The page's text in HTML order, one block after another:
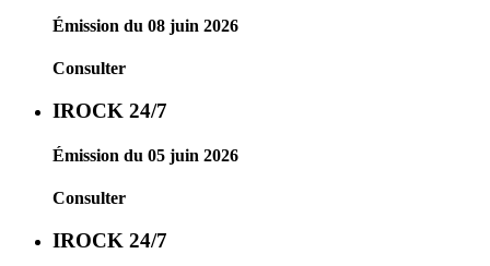
Émission du 08 juin 2026
Consulter
IROCK 24/7
Émission du 05 juin 2026
Consulter
IROCK 24/7